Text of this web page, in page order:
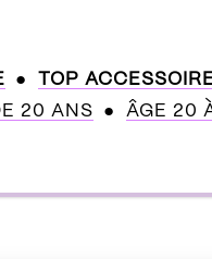
TOP
20 ANS
ÂGE 20